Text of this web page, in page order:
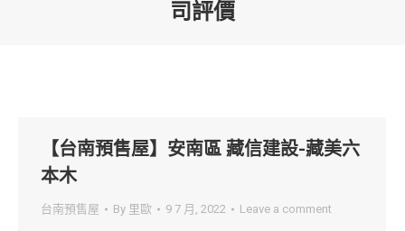
司評價
【台南預售屋】安南區 藏信建設-藏美六
本木
台南預售屋 By 里歐 9 7 月, 2022 Leave a comment